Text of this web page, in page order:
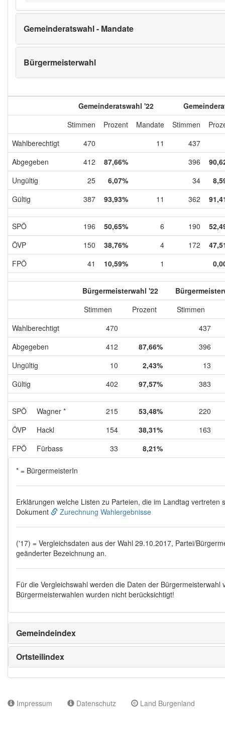
Gemeinderatswahl - Mandate
Bürgermeisterwahl
Gemeinderatswahl '22
Stimmen
Prozent Mandate Stimmen
Wahlberechtigt
470 11
437
Abgegeben
412 87,66% 396
Ungültig
25 6,07% 34
Gültig
387 93,93% 11 362
SPÖ 196 50,65% 6 190
ÖVP
150 38,76% 4 172
FPÖ
41 10,59% 1
Bürgermeisterwahl '22
Stimmen
Prozent
Stimmen
Wahlberechtigt
470
437
Abgegeben
412 87,66%
396
Ungültig
10 2,43%
13
Gültig
402 97,57% 383
SPÖ Wagner * 215 53,48%
220
ÖVP
Hackl 154 38,31%
163
FPÖ
Fürbass 33 8,21%
* = BürgermeisterIn
Erklärungen welche Listen zu Parteien, die im Landtag vertreten
Dokument
Zurechnung Wahlergebnisse
('17) = Vergleichsdaten aus der Wahl 29.10.2017, Partei/
geänderter Bezeichnung an.
Für die Vergleichswahl werden die Daten der Bürgermeisterwahl
Bürgermeisterwahlen wurden nicht berücksichtigt!
Gemeindeindex
Ortsteilindex
Impressum Datenschutz Land Burgenland